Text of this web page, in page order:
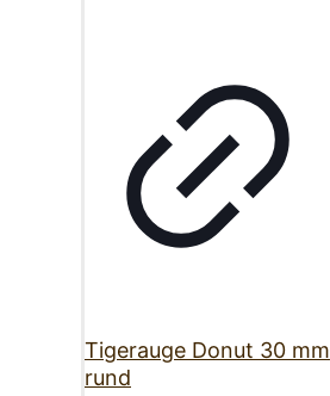
Tigerauge Donut 30 mm
rund